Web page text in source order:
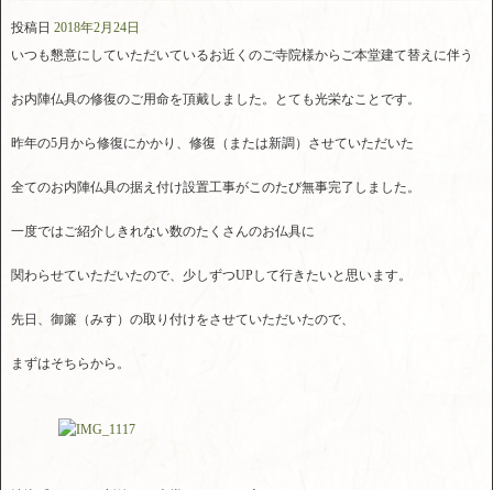
投稿日 2018年2月24日
いつも懇意にしていただいているお近くのご寺院様からご本堂建て替えに伴う
お内陣仏具の修復のご用命を頂戴しました。とても光栄なことです。
昨年の5月から修復にかかり、修復（または新調）させていただいた
全てのお内陣仏具の据え付け設置工事がこのたび無事完了しました。
一度ではご紹介しきれない数のたくさんのお仏具に
関わらせていただいたので、少しずつUPして行きたいと思います。
先日、御簾（みす）の取り付けをさせていただいたので、
まずはそちらから。